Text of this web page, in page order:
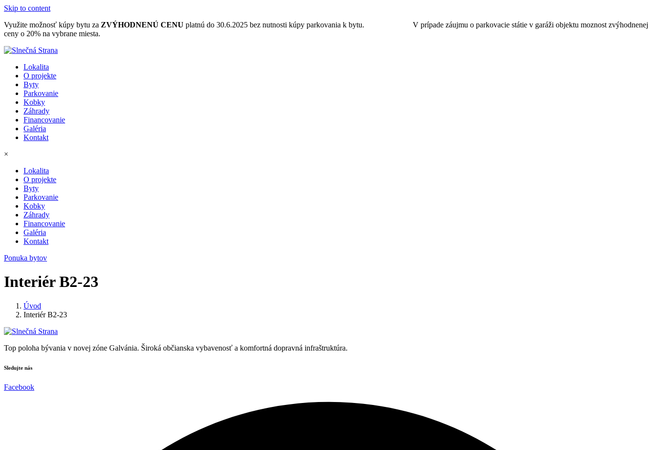
Skip to content
Využite možnosť kúpy bytu za ZVÝHODNENÚ CENU platnú do 30.6.2025 bez nutnosti kúpy parkovania k bytu.
V prípade záujmu o parkovacie státie v garáži objektu moznost zvýhodnenej
ceny o 20% na vybrane miesta.
Lokalita
O projekte
Byty
Parkovanie
Kobky
Záhrady
Financovanie
Galéria
Kontakt
×
Lokalita
O projekte
Byty
Parkovanie
Kobky
Záhrady
Financovanie
Galéria
Kontakt
Ponuka bytov
Interiér B2-23
Úvod
Interiér B2-23
Top poloha bývania v novej zóne Galvánia. Široká občianska vybavenosť a komfortná dopravná infraštruktúra.
Sledujte nás
Facebook